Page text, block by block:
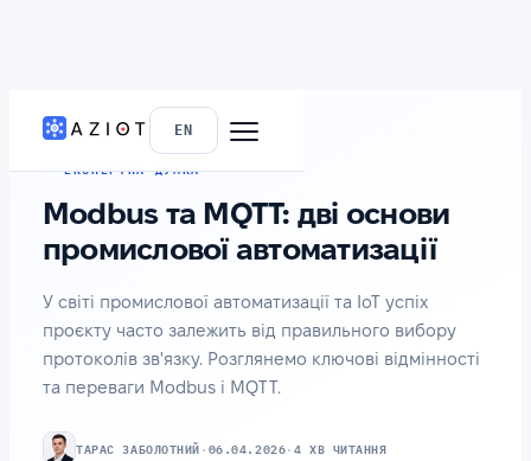
EN
ГОЛОВНА› БЛОГ
ЕКСПЕРТНА ДУМКА
Modbus та MQTT: дві основи
промислової автоматизації
У світі промислової автоматизації та IoT успіх
проєкту часто залежить від правильного вибору
протоколів зв'язку. Розглянемо ключові відмінності
та переваги Modbus і MQTT.
ТАРАС ЗАБОЛОТНИЙ·06.04.2026·4 ХВ ЧИТАННЯ